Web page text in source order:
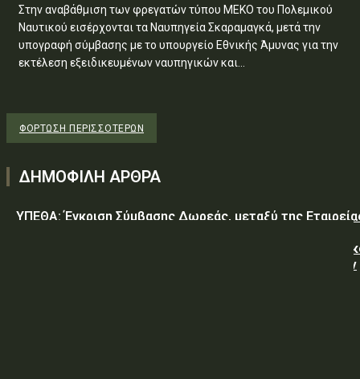
Στην αναβάθμιση των φρεγατών τύπου ΜΕΚΟ του Πολεμικού
Ναυτικού εισέρχονται τα Ναυπηγεία Σκαραμαγκά, μετά την
υπογραφή σύμβασης με το υπουργείο Εθνικής Άμυνας για την
εκτέλεση εξειδικευμένων ναυπηγικών και...
ΦΌΡΤΩΣΗ ΠΕΡΙΣΣΟΤΈΡΩΝ
ΔΗΜΟΦΙΛΗ ΑΡΘΡΑ
ΥΠΕΘΑ: Έγκριση Σύμβασης Δωρεάς, μεταξύ της
Ελληνικού Δημοσίου – Υπουργείο-Εθνικής Άμυνας-
Επιτελείο Αεροπορίας-Σχολή Μονίμων Υπαξιωματικών